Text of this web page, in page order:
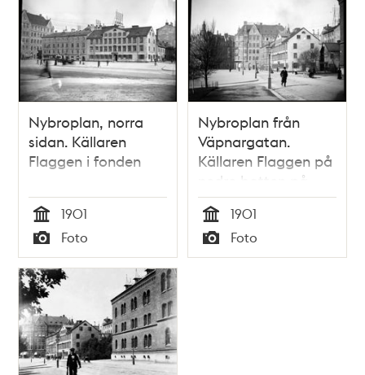
Nybroplan, norra
sidan. Källaren
Flaggen i fonden
Tid
1901
Typ
Foto
Nybroplan från
Väpnargatan.
Källaren Flaggen på
nedre botten på
nybrogatan 24.
Fotografiet är taget
strax före rivningen
inför bygget av
Tid
1901
Typ
Foto